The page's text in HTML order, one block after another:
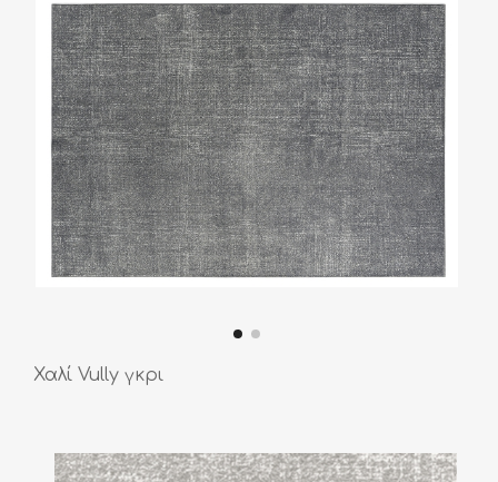
Χαλί Vully γκρι